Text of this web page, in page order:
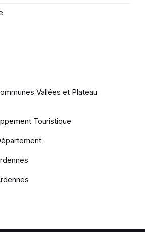
Vallées et Plateau
Touristique